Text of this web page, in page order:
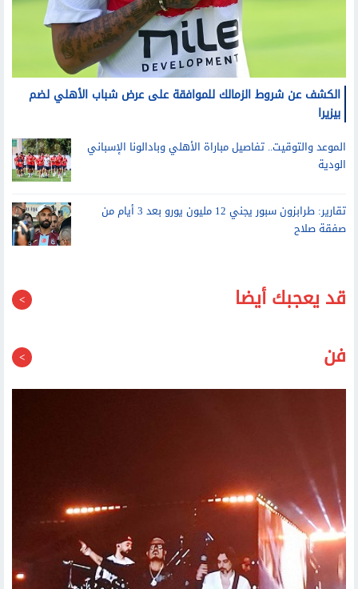
الكشف عن شروط الزمالك للموافقة على عرض شباب الأهلي لضم
الموعد والتوقيت.. تفاصيل مباراة الأهلي وبادالونا الإسباني
الودية
صفقة صلاح
قد يعجبك أيضا